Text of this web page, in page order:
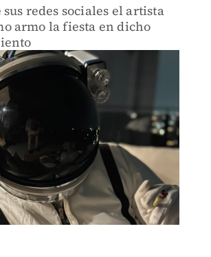
sus redes sociales el artista
armo la fiesta en dicho